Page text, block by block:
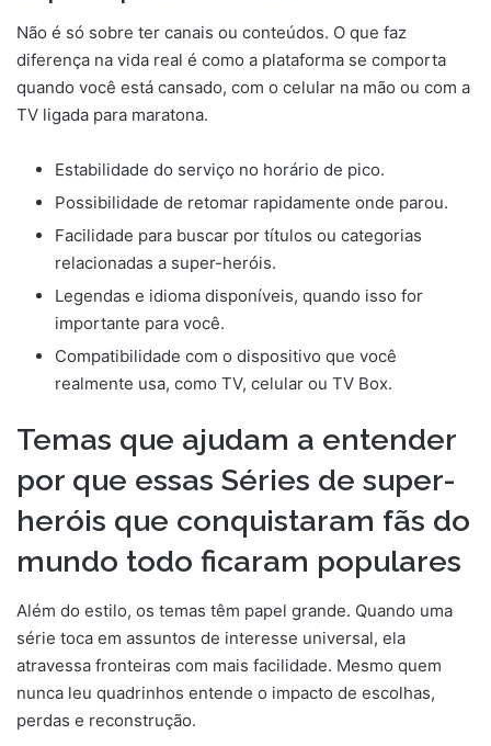
Não é só sobre ter canais ou conteúdos. O que faz
diferença na vida real é como a plataforma se comporta
quando você está cansado, com o celular na mão ou com a
TV ligada para maratona.
Estabilidade do serviço no horário de pico.
Possibilidade de retomar rapidamente onde parou.
Facilidade para buscar por títulos ou categorias
relacionadas a super-heróis.
Legendas e idioma disponíveis, quando isso for
importante para você.
Compatibilidade com o dispositivo que você
realmente usa, como TV, celular ou TV Box.
Temas que ajudam a entender
por que essas Séries de super-
heróis que conquistaram fãs do
mundo todo ficaram populares
Além do estilo, os temas têm papel grande. Quando uma
série toca em assuntos de interesse universal, ela
atravessa fronteiras com mais facilidade. Mesmo quem
nunca leu quadrinhos entende o impacto de escolhas,
perdas e reconstrução.